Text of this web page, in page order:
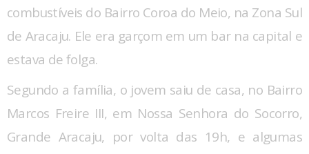
combustíveis do Bairro Coroa do Meio, na Zona Sul
de Aracaju. Ele era garçom em um bar na capital e
estava de folga.
Segundo a família, o jovem saiu de casa, no Bairro
Marcos Freire III, em Nossa Senhora do Socorro,
Grande Aracaju, por volta das 19h, e algumas